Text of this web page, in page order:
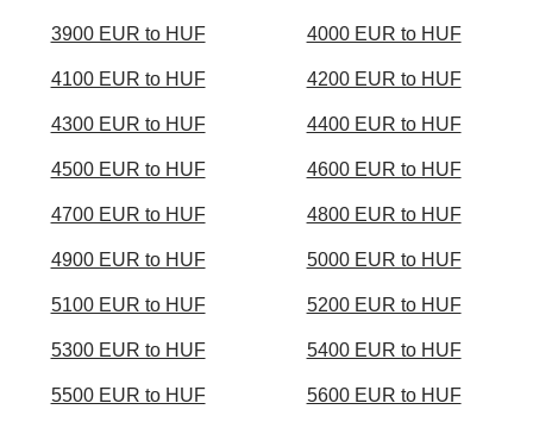
3900 EUR to HUF 4000 EUR to HUF
4100 EUR to HUF 4200 EUR to HUF
4300 EUR to HUF 4400 EUR to HUF
4500 EUR to HUF 4600 EUR to HUF
4700 EUR to HUF 4800 EUR to HUF
4900 EUR to HUF 5000 EUR to HUF
5100 EUR to HUF 5200 EUR to HUF
5300 EUR to HUF 5400 EUR to HUF
5500 EUR to HUF 5600 EUR to HUF